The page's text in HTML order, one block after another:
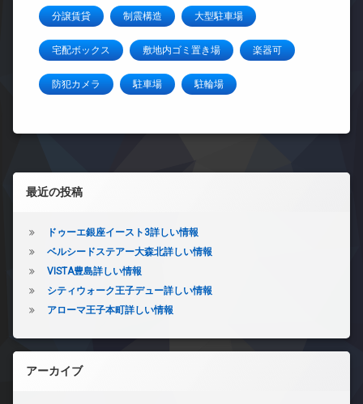
分譲賃貸 制震構造 大型駐車場
宅配ボックス 敷地内ゴミ置き場 楽器可
防犯カメラ 駐車場 駐輪場
左サイドバー
最近の投稿
ドゥーエ銀座イースト3詳しい情報
ベルシードステアー大森北詳しい情報
VISTA豊島詳しい情報
シティウォーク王子デュー詳しい情報
アローマ王子本町詳しい情報
アーカイブ